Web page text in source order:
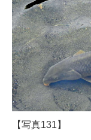
【写真131】